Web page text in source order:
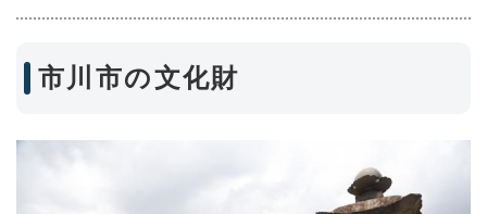
市川市の文化財